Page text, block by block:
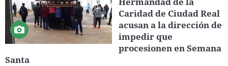
Caridad de Ciudad Real
acusan a la dirección de
impedir que
procesionen en Semana
Santa